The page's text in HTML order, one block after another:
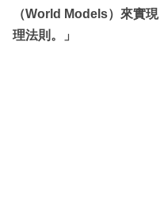
（World Models）來實
理法則。」